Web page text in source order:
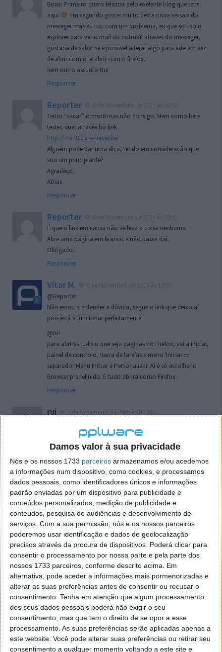
Damos valor à sua privacidade
Nós e os nossos 1733 parceiros armazenamos e/ou acedemos
a informações num dispositivo, como cookies, e processamos
dados pessoais, como identificadores únicos e informações
padrão enviadas por um dispositivo para publicidade e
conteúdos personalizados, medição de publicidade e
conteúdos, pesquisa de audiências e desenvolvimento de
serviços. Com a sua permissão, nós e os nossos parceiros
poderemos usar identificação e dados de geolocalização
precisos através da procura de dispositivos. Poderá clicar para
consentir o processamento por nossa parte e pela parte dos
nossos 1733 parceiros, conforme descrito acima. Em
alternativa, pode aceder a informações mais pormenorizadas e
alterar as suas preferências antes de consentir ou recusar o
consentimento. Tenha em atenção que algum processamento
dos seus dados pessoais poderá não exigir o seu
consentimento, mas que tem o direito de se opor a esse
processamento. As suas preferências serão aplicadas apenas a
este website. Você pode alterar suas preferências ou retirar seu
consentimento a qualquer momento voltando a este site e
Boas! Primeiro quero felicitar pelo exelente blog que tens
aqui
Em segundo gostei muito desta nova versao do
messeger mas eu tou com um problema, eu que so uso o
explorer para ver o mail do hotmail atraves do messeger,
gostaria de saber se e possivel alterar algo para este em vez
de abrir com o ie abrir com o firefox.
Sem outro assunto Rui
Responder
Reporter
Tento “sacar” o msn8 mas não consigo. Nem como beta
tester, quer através ho link
http://msn8.core-server.be/
Alguém pode dar uma dica, tendo em consideração que
sou um principiante?
Agradeço.
ADias
Responder
Reporter
É que o link em causa não ve leva a coisa nenhuma.
Abre uma página em branco e não passa daí.
Obrigado.
Responder
Vítor M.
@Reporter
Não estou a entender a dúvida, segue o link que deixo aí
pois está a funcionar perfeitamente.
@rui
para abrires tudo o que seja paginas no Firefox, vai a iniciar,
painel de controlo, Barra de tarefas e menu ‘Iniciar »»
separador Menu Iniciar e Personalizar. Aí é só escolher o
Browser predefinido. E tudo abrirá como Firefox.
Responder
rui
localizaçao referida n se encontra la nada k me permita por
o firefox como browser predefenido
Ja percorri o painel
tentei apagar o explorer na tentativa de forçar o uso do
firefox mas em vao. Kaso te lembres de outra dica fico
agradecido, caso contrario obrigado a mesma
Responder
Vítor M.
7 de Novembro de 2005 às 01:39
@Reporter
Desculpa mas o link funciona. Seja como for segue por mail
o MSn Messenger 8.
Responder
Vítor M.
@Rui
Tens de encontrar o que te falei. Faz da seguinte maneira,
janela iniciar e no topo dessa janela com o botão direito do
rato faz propriedades. Depois no separador Menu ‘Iniciar’
clica no botão ‘Personalizar’ aí encontrarás no separador